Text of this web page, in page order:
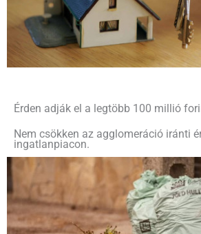
Érden adják el a legtöbb 100 millió
Nem csökken az agglomeráció iránti
ingatlanpiacon.